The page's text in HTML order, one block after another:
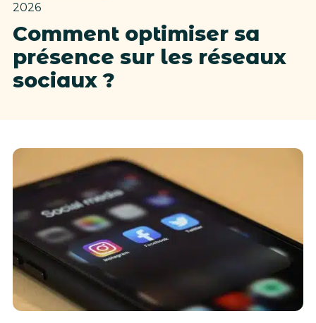
2026
Comment optimiser sa
présence sur les réseaux
sociaux ?